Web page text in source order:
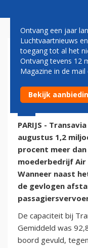
FLINKE
8 september 2014 -
PARIJS -
augustus 1,2
procent meer
moederbedrijf Air
Wanneer naast
de gevlogen
De capaciteit bij
Gemiddeld was
boord gevuld,
Ontvang een jaar
Luchtvaartnieuws
toegang tot al het
Ontvang tevens 12
Magazine in de
Bekijk